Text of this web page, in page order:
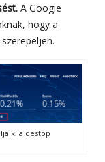
A Google
hogy a
ki a destop